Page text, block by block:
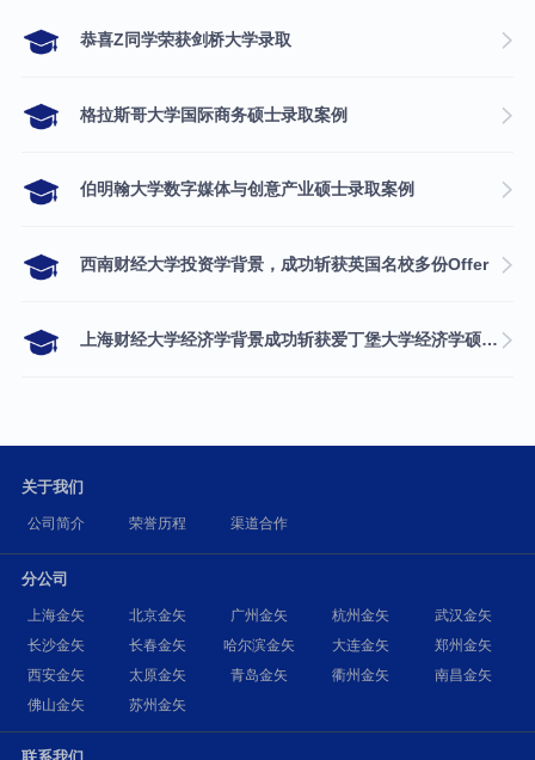
​恭喜Z同学荣获剑桥大学录取
格拉斯哥大学国际商务硕士录取案例
伯明翰大学数字媒体与创意产业硕士录取案例
西南财经大学投资学背景，成功斩获英国名校多份Offer
上海财经大学经济学背景成功斩获爱丁堡大学经济学硕士录取
关于我们
公司简介 荣誉历程 渠道合作
分公司
上海金矢 北京金矢 广州金矢 杭州金矢
武汉金矢
长沙金矢
长春金矢 哈尔滨金矢 大连金矢
郑州金矢
西安金矢
太原金矢 青岛金矢 衢州金矢
南昌金矢
佛山金矢
苏州金矢